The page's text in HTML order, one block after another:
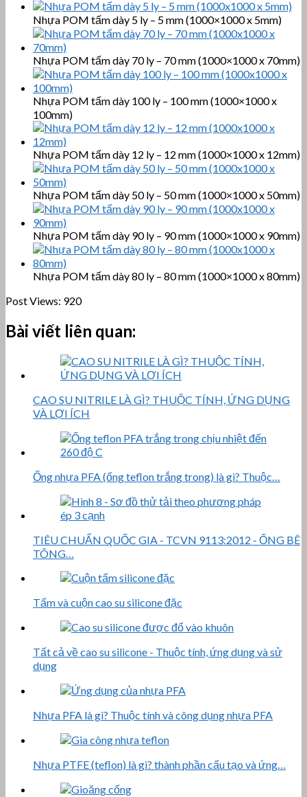
Nhựa POM tấm dày 5 ly – 5 mm (1000×1000 x 5mm)
Nhựa POM tấm dày 70 ly – 70 mm (1000×1000 x 70mm)
Nhựa POM tấm dày 100 ly – 100 mm (1000×1000 x
100mm)
Nhựa POM tấm dày 12 ly – 12 mm (1000×1000 x 12mm)
Nhựa POM tấm dày 50 ly – 50 mm (1000×1000 x 50mm)
Nhựa POM tấm dày 90 ly – 90 mm (1000×1000 x 90mm)
Nhựa POM tấm dày 80 ly – 80 mm (1000×1000 x 80mm)
Post Views: 920
Bài viết liên quan:
CAO SU NITRILE LÀ GÌ? THUỘC TÍNH, ỨNG DỤNG
VÀ LỢI ÍCH
Ống nhựa PFA (ống teflon trắng trong) là gì? Thuộc…
TIÊU CHUẨN QUỐC GIA - TCVN 9113:2012 - ỐNG BÊ
TÔNG…
Tấm và cuộn cao su silicone đặc
Tất cả về cao su silicone - Thuộc tính, ứng dụng và sử
dụng
Nhựa PFA là gì? Thuộc tính và công dụng nhựa PFA
Nhựa PTFE (teflon) là gì? thành phần cấu tạo và ứng…